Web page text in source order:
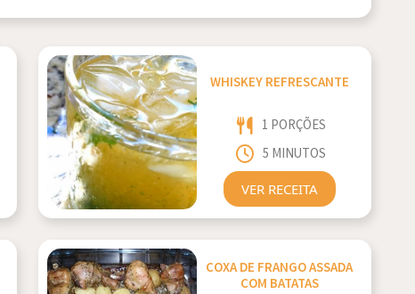
WHISKEY REFRESCANTE
1 PORÇÕES
5 MINUTOS
VER RECEITA
COXA DE FRANGO ASSADA
COM BATATAS